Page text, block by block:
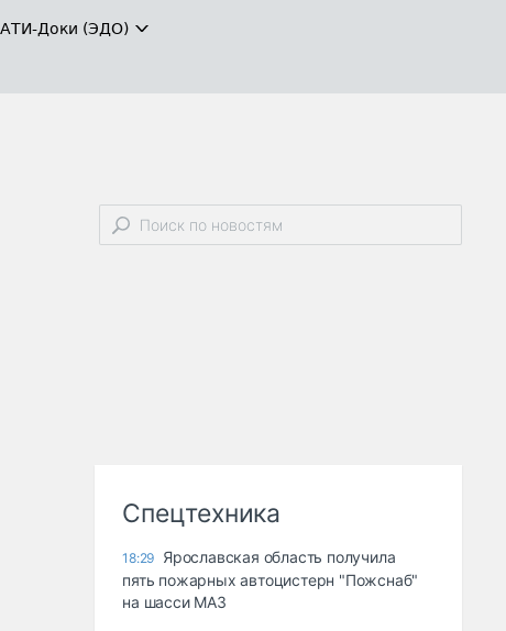
АТИ-Доки (ЭДО)
Спецтехника
18:29 Ярославская область получила
пять пожарных автоцистерн "Пожснаб"
на шасси МАЗ